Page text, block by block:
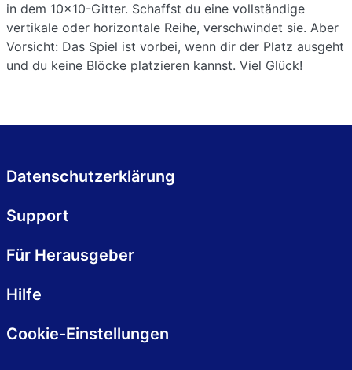
in dem 10x10-Gitter. Schaffst du eine vollständige
vertikale oder horizontale Reihe, verschwindet sie. Aber
Vorsicht: Das Spiel ist vorbei, wenn dir der Platz ausgeht
und du keine Blöcke platzieren kannst. Viel Glück!
Datenschutzerklärung
Support
Für Herausgeber
Hilfe
Cookie-Einstellungen